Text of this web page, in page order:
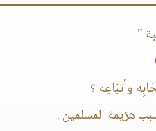
"
وأتبَاعِه ؟
هزيمة المسلمين .